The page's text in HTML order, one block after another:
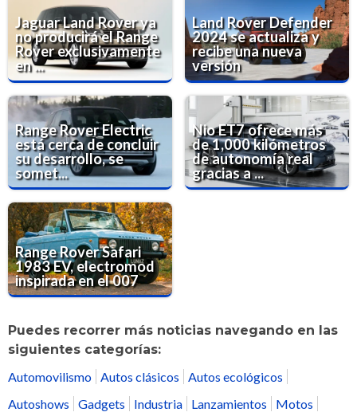
Jaguar Land Rover ya
no producirá el Range
Rover exclusivamente
en ...
Land Rover Defender
2024 se actualiza y
recibe una nueva
versión
Range Rover Electric
está cerca de concluir
su desarrollo, se
somet...
Nio ET7 ofrece más
de 1,000 kilómetros
de autonomía real
gracias a ...
Range Rover Safari
1983 EV, electromod
inspirada en el 007
Puedes recorrer más noticias navegando en las
siguientes categorías:
Automovilismo
Autos clásicos
Autos ecológicos
Autoshows
Gadgets Industria Lanzamientos
Motos